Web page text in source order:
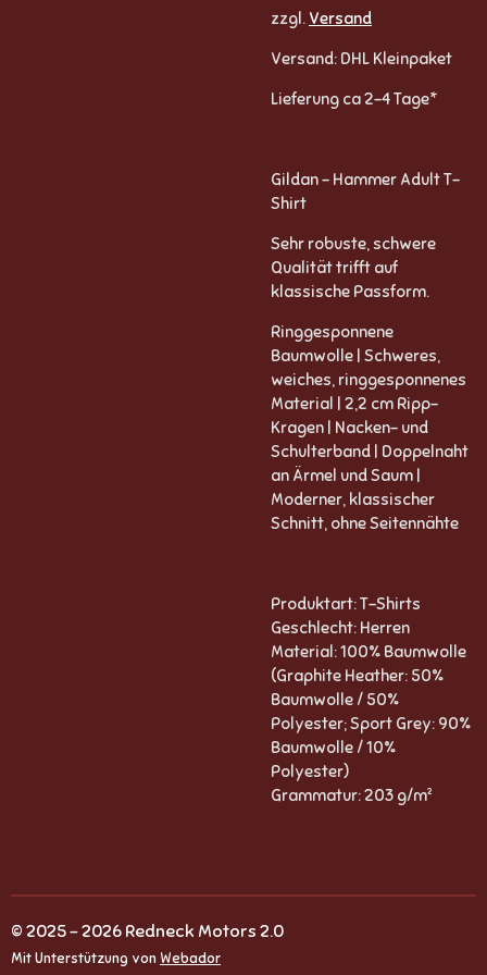
zzgl. Versand
Versand: DHL Kleinpaket
Lieferung ca 2-4 Tage*
Gildan - Hammer Adult T-
Shirt
Sehr robuste, schwere
Qualität trifft auf
klassische Passform.
Ringgesponnene
Baumwolle | Schweres,
weiches, ringgesponnenes
Material | 2,2 cm Ripp-
Kragen | Nacken- und
Schulterband | Doppelnaht
an Ärmel und Saum |
Moderner, klassischer
Schnitt, ohne Seitennähte
Produktart: T-Shirts
Geschlecht: Herren
Material: 100% Baumwolle
(Graphite Heather: 50%
Baumwolle / 50%
Polyester; Sport Grey: 90%
Baumwolle / 10%
Polyester)
Grammatur: 203 g/m²
© 2025 - 2026 Redneck Motors 2.0
Mit Unterstützung von Webador